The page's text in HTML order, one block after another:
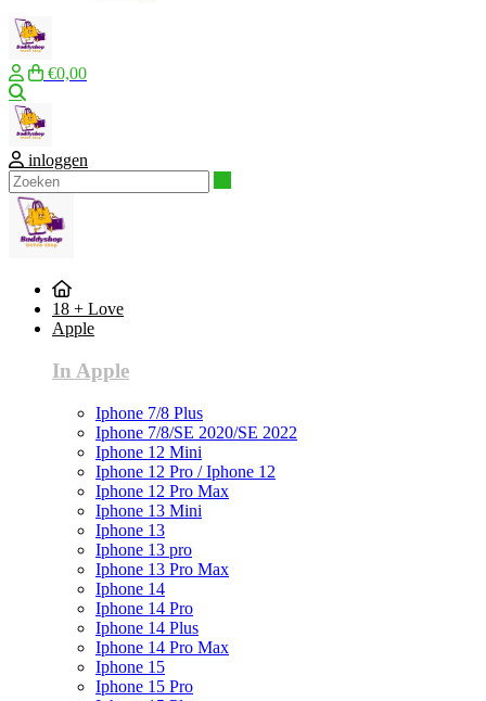
€0,00
inloggen
18 + Love
Apple
In Apple
Iphone 7/8 Plus
Iphone 7/8/SE 2020/SE 2022
Iphone 12 Mini
Iphone 12 Pro / Iphone 12
Iphone 12 Pro Max
Iphone 13 Mini
Iphone 13
Iphone 13 pro
Iphone 13 Pro Max
Iphone 14
Iphone 14 Pro
Iphone 14 Plus
Iphone 14 Pro Max
Iphone 15
Iphone 15 Pro